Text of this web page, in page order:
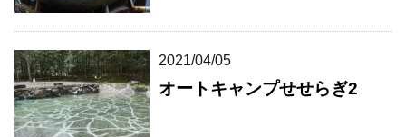
2021/04/05
オートキャンプせせらぎ2